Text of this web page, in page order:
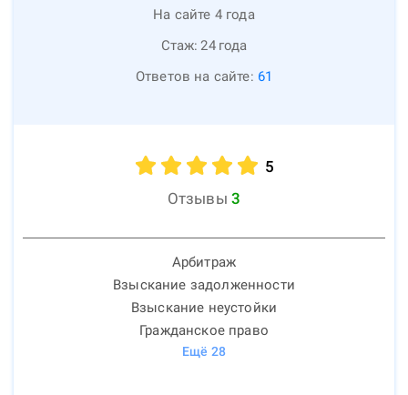
На сайте 4 года
Стаж: 24 года
Ответов на сайте: 61
5
Отзывы 3
Арбитраж
Взыскание задолженности
Взыскание неустойки
Гражданское право
Ещё 28